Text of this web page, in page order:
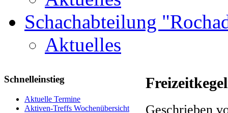
Schachabteilung
Aktuelles
Geschrieben
Schnelleinstieg
Aktuelle Termine
Aktiven-Treffs Wochenübersicht